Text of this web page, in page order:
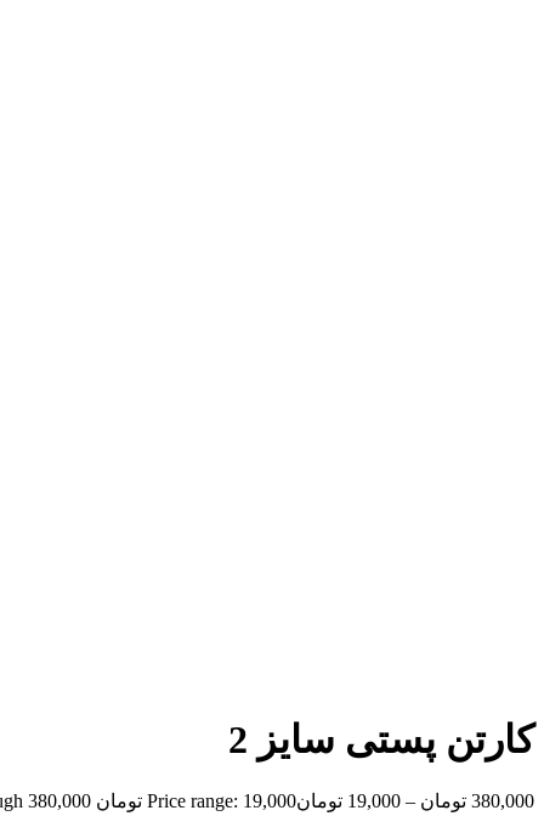
کارتن پستی سایز 2
380,000 تومان –
19,000 تومانPrice range: 19,000 تومان through 380,000 تومان